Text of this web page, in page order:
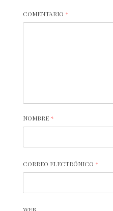
COMENTARIO *
NOMBRE *
CORREO ELECTRÓNICO *